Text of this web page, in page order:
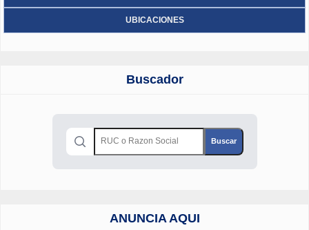
UBICACIONES
Buscador
ANUNCIA AQUI